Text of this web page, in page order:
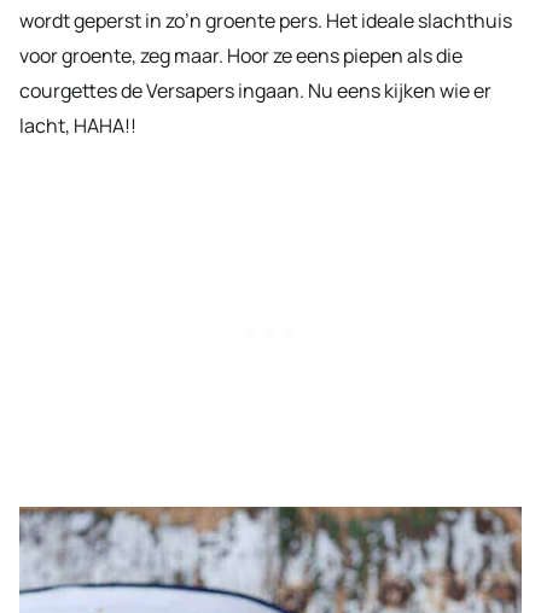
wordt geperst in zo’n groente pers. Het ideale slachthuis
voor groente, zeg maar. Hoor ze eens piepen als die
courgettes de Versapers ingaan. Nu eens kijken wie er
lacht, HAHA!!